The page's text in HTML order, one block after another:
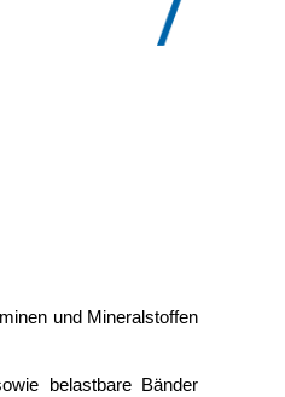
und Mineralstoffen
belastbare Bänder